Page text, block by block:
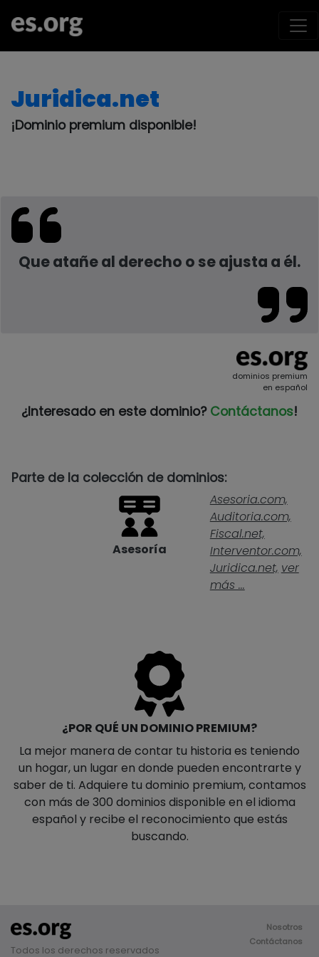
Juridica.net
¡Dominio premium disponible!
Que atañe al derecho o se ajusta a él.
dominios premium
en español
¿Interesado en este dominio? Contáctanos!
Parte de la colección de dominios:
Asesoría
Asesoria.com,
Auditoria.com,
Fiscal.net,
Interventor.com,
Juridica.net, ver
más ...
¿POR QUÉ UN DOMINIO PREMIUM?
La mejor manera de contar tu historia es teniendo
un hogar, un lugar en donde pueden encontrarte y
saber de ti. Adquiere tu dominio premium, contamos
con más de 300 dominios disponible en el idioma
español y recibe el reconocimiento que estás
buscando.
Todos los derechos reservados
Nosotros
Contáctanos